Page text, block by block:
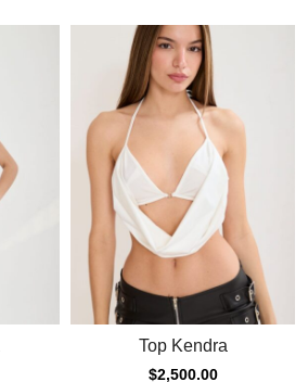
Top Kendra
$2,500.00